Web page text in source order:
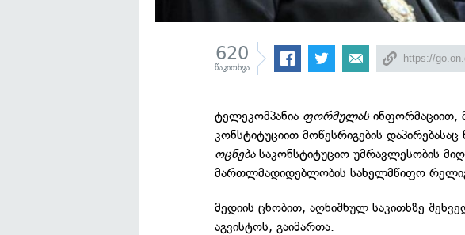
620
წაკითხვა
ტელეკომპანია ფორმულასინფორმაციით,
კონსტიტუციით მოწესრიგების
ოცნებასაკონსტიტუციო უმრავლესობის
მართლმადიდებლობის სახელმწიფო
მედიის ცნობით, აღნიშნულ საკითხზე
აგვისტოს, გაიმართა.